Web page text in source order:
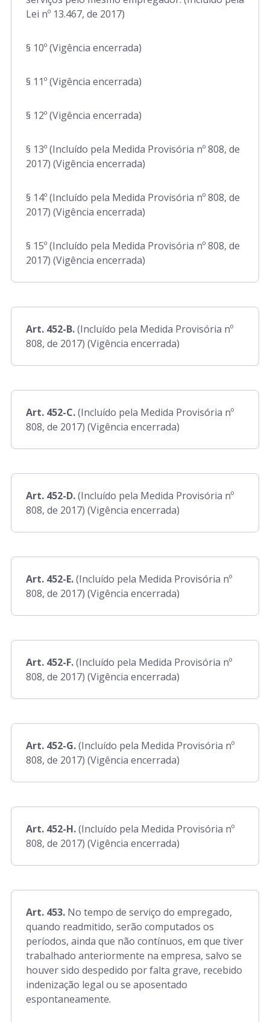
Lei nº 13.467, de 2017)
§ 10º (Vigência encerrada)
§ 11º (Vigência encerrada)
§ 12º (Vigência encerrada)
§ 13º (Incluído pela Medida Provisória nº 808, de
2017) (Vigência encerrada)
§ 14º (Incluído pela Medida Provisória nº 808, de
2017) (Vigência encerrada)
§ 15º (Incluído pela Medida Provisória nº 808, de
2017) (Vigência encerrada)
Art. 452-B.(Incluído pela Medida Provisória nº
808, de 2017) (Vigência encerrada)
Art. 452-C.(Incluído pela Medida Provisória nº
808, de 2017) (Vigência encerrada)
Art. 452-D.(Incluído pela Medida Provisória nº
808, de 2017) (Vigência encerrada)
Art. 452-E.(Incluído pela Medida Provisória nº
808, de 2017) (Vigência encerrada)
Art. 452-F.(Incluído pela Medida Provisória nº
808, de 2017) (Vigência encerrada)
Art. 452-G.(Incluído pela Medida Provisória nº
808, de 2017) (Vigência encerrada)
Art. 452-H.(Incluído pela Medida Provisória nº
808, de 2017) (Vigência encerrada)
Art. 453. No tempo de serviço do empregado,
quando readmitido, serão computados os
períodos, ainda que não contínuos, em que tiver
trabalhado anteriormente na empresa, salvo se
houver sido despedido por falta grave, recebido
indenização legal ou se aposentado
espontaneamente.